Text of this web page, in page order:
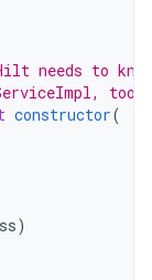
needs to
too.
constructor(
)